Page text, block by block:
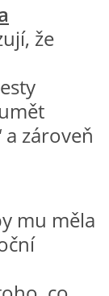
že
a zároveň
mu měla